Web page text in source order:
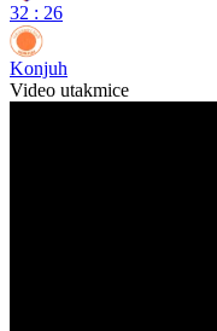
32 : 26
Konjuh
Video utakmice